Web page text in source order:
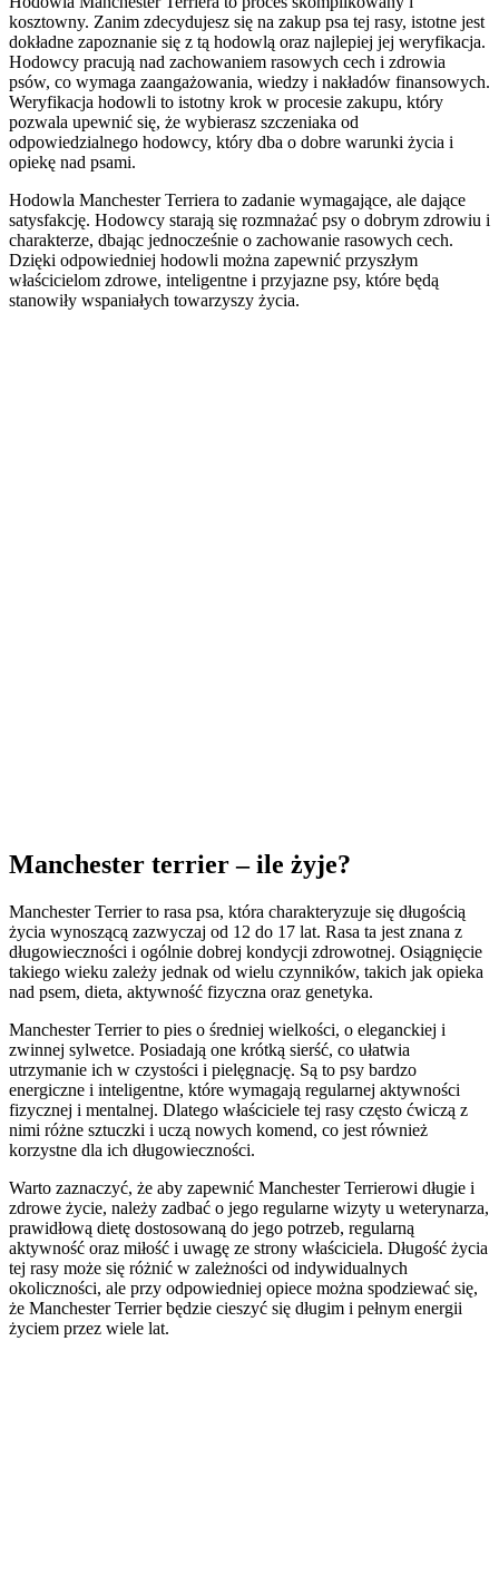
kosztowny. Zanim zdecydujesz się na zakup psa tej rasy, istotne jest
dokładne zapoznanie się z tą hodowlą oraz najlepiej jej weryfikacja.
Hodowcy pracują nad zachowaniem rasowych cech i zdrowia
psów, co wymaga zaangażowania, wiedzy i nakładów finansowych.
Weryfikacja hodowli to istotny krok w procesie zakupu, który
pozwala upewnić się, że wybierasz szczeniaka od
odpowiedzialnego hodowcy, który dba o dobre warunki życia i
opiekę nad psami.
Hodowla Manchester Terriera to zadanie wymagające, ale dające
satysfakcję. Hodowcy starają się rozmnażać psy o dobrym zdrowiu i
charakterze, dbając jednocześnie o zachowanie rasowych cech.
Dzięki odpowiedniej hodowli można zapewnić przyszłym
właścicielom zdrowe, inteligentne i przyjazne psy, które będą
stanowiły wspaniałych towarzyszy życia.
Manchester terrier – ile żyje?
Manchester Terrier to rasa psa, która charakteryzuje się długością
życia wynoszącą zazwyczaj od 12 do 17 lat. Rasa ta jest znana z
długowieczności i ogólnie dobrej kondycji zdrowotnej. Osiągnięcie
takiego wieku zależy jednak od wielu czynników, takich jak opieka
nad psem, dieta, aktywność fizyczna oraz genetyka.
Manchester Terrier to pies o średniej wielkości, o eleganckiej i
zwinnej sylwetce. Posiadają one krótką sierść, co ułatwia
utrzymanie ich w czystości i pielęgnację. Są to psy bardzo
energiczne i inteligentne, które wymagają regularnej aktywności
fizycznej i mentalnej. Dlatego właściciele tej rasy często ćwiczą z
nimi różne sztuczki i uczą nowych komend, co jest również
korzystne dla ich długowieczności.
Warto zaznaczyć, że aby zapewnić Manchester Terrierowi długie i
zdrowe życie, należy zadbać o jego regularne wizyty u weterynarza,
prawidłową dietę dostosowaną do jego potrzeb, regularną
aktywność oraz miłość i uwagę ze strony właściciela. Długość życia
tej rasy może się różnić w zależności od indywidualnych
okoliczności, ale przy odpowiedniej opiece można spodziewać się,
że Manchester Terrier będzie cieszyć się długim i pełnym energii
życiem przez wiele lat.